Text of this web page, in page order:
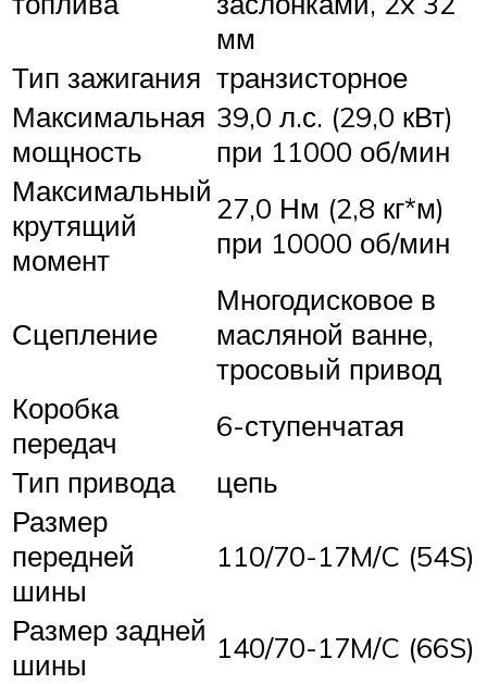
мм
Тип зажигания транзисторное
Максимальная
мощность
39,0 л.с. (29,0 кВт)
при 11000 об/мин
Максимальный
крутящий
момент
27,0 Нм (2,8 кг*м)
при 10000 об/мин
Сцепление
Многодисковое в
масляной ванне,
тросовый привод
Коробка
передач
6-ступенчатая
Тип привода
цепь
Размер
передней
шины
110/70-17M/C (54S)
Размер задней
шины
140/70-17M/C (66S)